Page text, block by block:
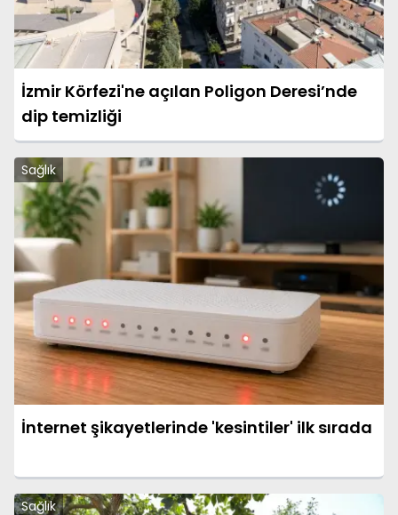
İzmir Körfezi'ne açılan Poligon Deresi’nde
dip temizliği
Sağlık
İnternet şikayetlerinde 'kesintiler' ilk sırada
Sağlık